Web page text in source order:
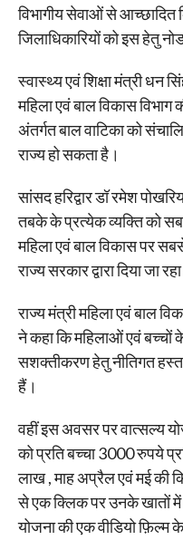
विभागीय सेवाओं से आच्छादित
जिलाधिकारियों को इस हेतु
स्वास्थ्य एवं शिक्षा मंत्री धन
महिला एवं बाल विकास
अंतर्गत बाल वाटिका को
राज्य हो सकता है।
सांसद हरिद्वार डॉ रमेश
तबके के प्रत्येक व्यक्ति को
महिला एवं बाल विकास पर
राज्य सरकार द्वारा दिया जा
राज्य मंत्री महिला एवं बाल
ने कहा कि महिलाओं एवं बच्चों
सशक्तीकरण हेतु नीतिगत
हैं।
वहीं इस अवसर पर वात्सल्य
को प्रति बच्चा 3000 रुपये
लाख , माह अप्रैल एवं मई की
से एक क्लिक पर उनके खातों में
योजना की एक वीडियो फ़िल्म